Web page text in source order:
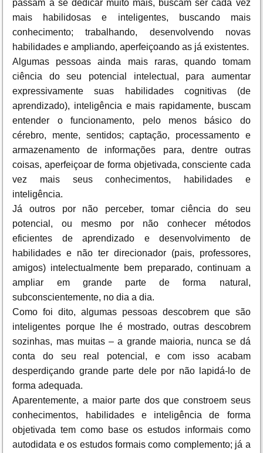
passam a se dedicar muito mais, buscam ser cada vez
mais habilidosas e inteligentes, buscando mais
conhecimento; trabalhando, desenvolvendo novas
habilidades e ampliando, aperfeiçoando as já existentes.
Algumas pessoas ainda mais raras, quando tomam
ciência do seu potencial intelectual, para aumentar
expressivamente suas habilidades cognitivas (de
aprendizado), inteligência e mais rapidamente, buscam
entender o funcionamento, pelo menos básico do
cérebro, mente, sentidos; captação, processamento e
armazenamento de informações para, dentre outras
coisas, aperfeiçoar de forma objetivada, consciente cada
vez mais seus conhecimentos, habilidades e
inteligência.
Já outros por não perceber, tomar ciência do seu
potencial, ou mesmo por não conhecer métodos
eficientes de aprendizado e desenvolvimento de
habilidades e não ter direcionador (pais, professores,
amigos) intelectualmente bem preparado, continuam a
ampliar em grande parte de forma natural,
subconscientemente, no dia a dia.
Como foi dito, algumas pessoas descobrem que são
inteligentes porque lhe é mostrado, outras descobrem
sozinhas, mas muitas – a grande maioria, nunca se dá
conta do seu real potencial, e com isso acabam
desperdiçando grande parte dele por não lapidá-lo de
forma adequada.
Aparentemente, a maior parte dos que constroem seus
conhecimentos, habilidades e inteligência de forma
objetivada tem como base os estudos informais como
autodidata e os estudos formais como complemento; já a